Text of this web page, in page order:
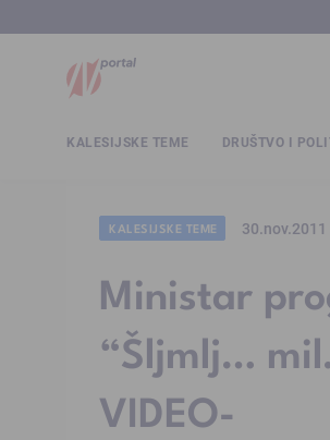
KALESIJSKE TEME DRUŠTVO I
KALESIJSKE TEME 30.nov.2011
Ministar
“Šljmlj…
VIDEO-